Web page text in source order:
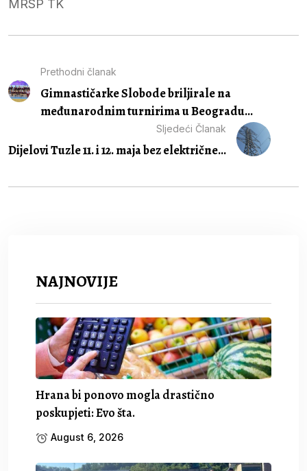
MRSP TK
Prethodni članak
Gimnastičarke Slobode briljirale na
međunarodnim turnirima u Beogradu...
Sljedeći Članak
Dijelovi Tuzle 11. i 12. maja bez električne...
NAJNOVIJE
Hrana bi ponovo mogla drastično
poskupjeti: Evo šta.
August 6, 2026